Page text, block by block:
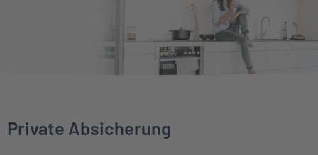
Private Absicherung